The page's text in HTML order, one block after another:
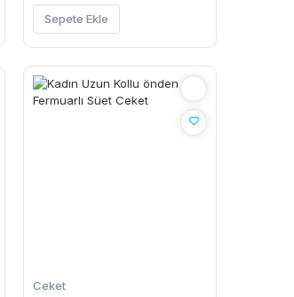
Sepete Ekle
Ceket